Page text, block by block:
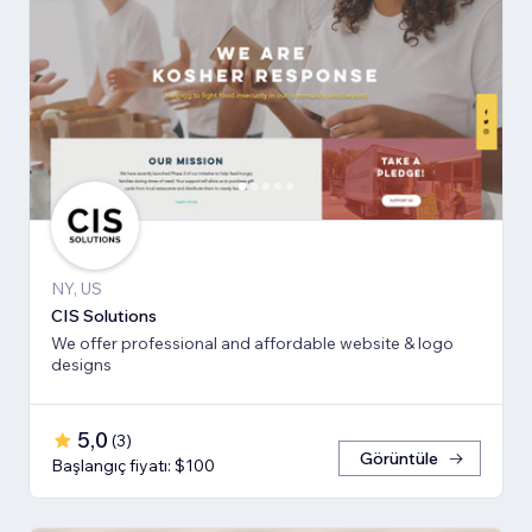
NY, US
CIS Solutions
We offer professional and affordable website & logo
designs
5,0 (3)
Başlangıç fiyatı: $100
Görüntüle